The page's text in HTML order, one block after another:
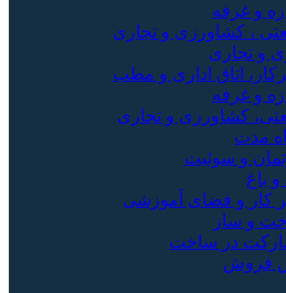
و غرفه
، کشاورزی و تجاری
و تجاری
اتاق اداری و مطب
و غرفه
کشاورزی و تجاری
مدت
و سوئیت
و باغ
کار و فضای آموزشی
و ساز
در ساخت
فروش